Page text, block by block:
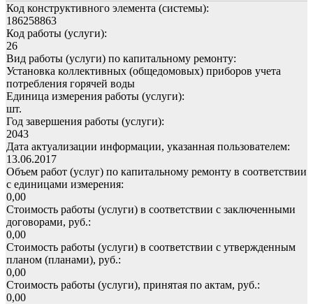
Код конструктивного элемента (системы):
186258863
Код работы (услуги):
26
Вид работы (услуги) по капитальному ремонту:
Установка коллективных (общедомовых) приборов учета
потребления горячей воды
Единица измерения работы (услуги):
шт.
Год завершения работы (услуги):
2043
Дата актуализации информации, указанная пользователем:
13.06.2017
Объем работ (услуг) по капитальному ремонту в соответствии
с единицами измерения:
0,00
Стоимость работы (услуги) в соответствии с заключенными
договорами, руб.:
0,00
Стоимость работы (услуги) в соответствии с утвержденным
планом (планами), руб.:
0,00
Стоимость работы (услуги), принятая по актам, руб.:
0,00